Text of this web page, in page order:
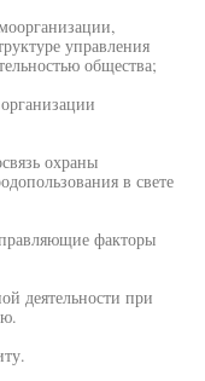
управления
общества;
охраны
в свете
факторы
деятельности при